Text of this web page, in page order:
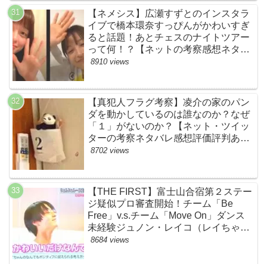
【ネメシス】広瀬すずとのインスタラ
イブで橋本環奈すっぴんがかわいすぎ
ると話題！あとチェスのナイトツアー
って何！？【ネットの考察感想ネタバ
レまとめ【第９話】
8910 views
【真犯人フラグ考察】凌介の家のパン
ダを動かしているのは誰なのか？なぜ
「１」がないのか？【ネット・ツイッ
ターの考察ネタバレ感想評価評判あら
すじ原作犯人キャスト黒幕伏線まと
8702 views
【THE FIRST】富士山合宿第２ステー
ジ疑似プロ審査開始！チーム「Be
Free」v.s.チーム「Move On」ダンス
未経験ジュノン・レイコ（レイちゃ
ん）頑張れ！ルイルイかわいすぎる
8684 views